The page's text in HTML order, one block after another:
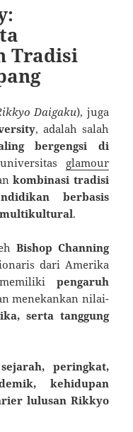
Tradisi
Daigaku), juga
, adalah salah
bergengsi di
glamour
kombinasi tradisi
berbasis
multikultural.
Bishop Channing
dari Amerika
pengaruh
menekankan nilai-
serta tanggung
sejarah, peringkat,
kehidupan
lulusan Rikkyo